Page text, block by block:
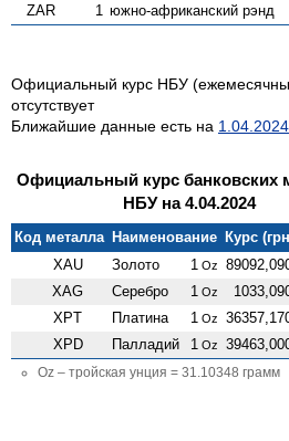
ZAR 1 южно-африканский рэнд
Официальный курс НБУ
отсутствует
Ближайшие данные есть на 1.04.2024
Официальный курс банковских
НБУ на 4.04.2024
Код металла Наименование Курс
XAU
Золото 1 Oz
XAG Серебро 1 Oz
XPT Платина 1 Oz
XPD Палладий 1 Oz
Oz – тройская унция = 31.10348 грамм